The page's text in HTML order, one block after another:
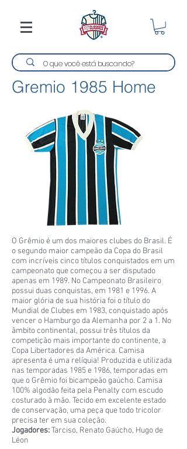
Gremio 1985 Home
O Grêmio é um dos maiores clubes do Brasil. É
o segundo maior campeão da Copa do Brasil
com incríveis cinco títulos conquistados em um
campeonato que começou a ser disputado
apenas em 1989. No Campeonato Brasileiro
possui duas conquistas, em 1981 e 1996. A
maior glória de sua história foi o título do
Mundial de Clubes em 1983, conquistado após
vencer o Hamburgo da Alemanha por 2 a 1. No
âmbito continental, possui três títulos da
competição mais importante do continente, a
Copa Libertadores da América. Camisa
apresenta é uma relíquia! Produzida e utilizada
nas temporadas 1985 e 1986, temporadas em
que o Grêmio foi bicampeão gaúcho. Camisa
100% algodão feita pela Penalty com escudo
costurado à mão. Tecido em excelente estado
de conservação, uma peça que todo tricolor
precisa ter em sua coleção.
Jogadores:Tarciso, Renato Gaúcho, Hugo de
Léon